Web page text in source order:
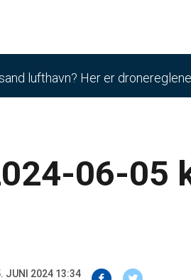
lufthavn? Her er dronereglene
06-05
JUNI 2024 13:34